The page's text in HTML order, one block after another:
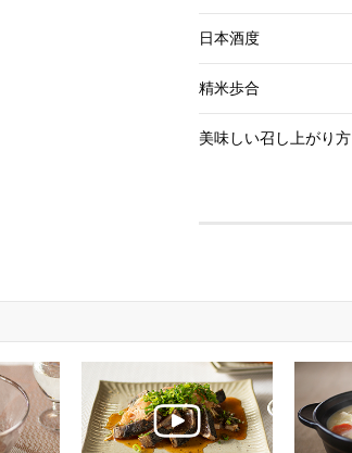
日本酒度
精米歩合
美味しい召し上がり方